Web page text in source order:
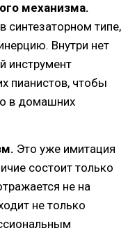
механизма.
синтезаторном типе,
Внутри нет
инструмент
пианистов, чтобы
в домашних
Это уже имитация
состоит только
не на
не только